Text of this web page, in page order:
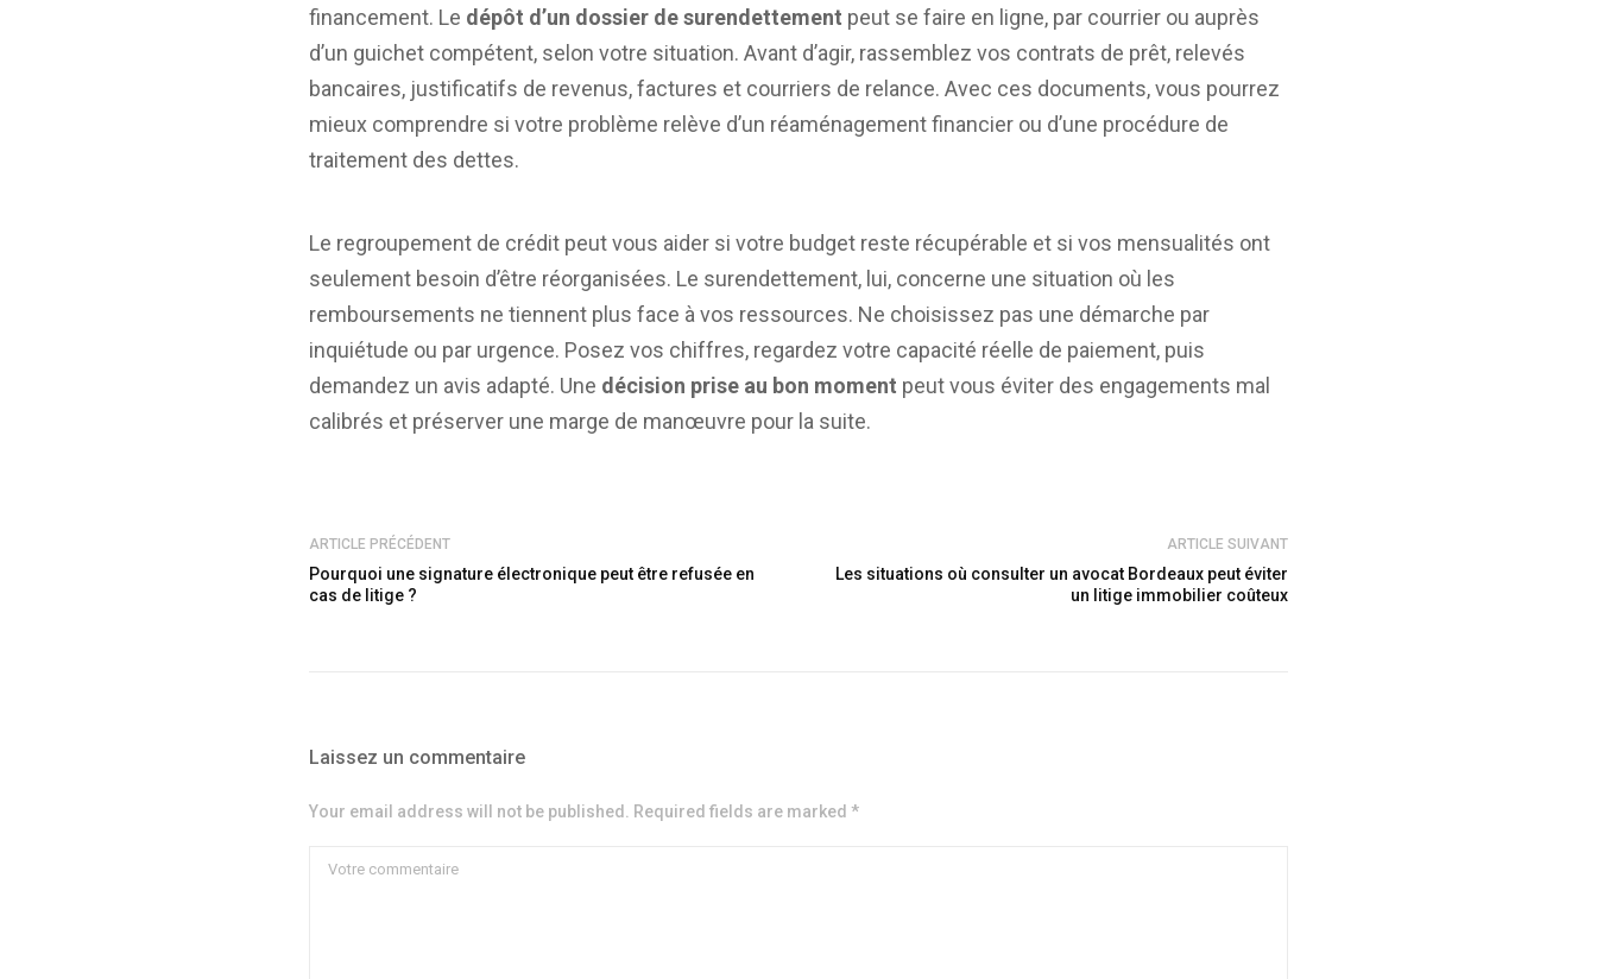
financement. Le dépôt d’un dossier de surendettement peut se faire en ligne, par courrier ou auprès
d’un guichet compétent, selon votre situation. Avant d’agir, rassemblez vos contrats de prêt, relevés
bancaires, justificatifs de revenus, factures et courriers de relance. Avec ces documents, vous pourrez
mieux comprendre si votre problème relève d’un réaménagement financier ou d’une procédure de
traitement des dettes.
Le regroupement de crédit peut vous aider si votre budget reste récupérable et si vos mensualités ont
seulement besoin d’être réorganisées. Le surendettement, lui, concerne une situation où les
remboursements ne tiennent plus face à vos ressources. Ne choisissez pas une démarche par
inquiétude ou par urgence. Posez vos chiffres, regardez votre capacité réelle de paiement, puis
demandez un avis adapté. Une décision prise au bon moment peut vous éviter des engagements mal
calibrés et préserver une marge de manœuvre pour la suite.
ARTICLE PRÉCÉDENT
Pourquoi une signature électronique peut être refusée en
cas de litige ?
ARTICLE SUIVANT
Les situations où consulter un avocat Bordeaux peut éviter
un litige immobilier coûteux
Laissez un commentaire
Your email address will not be published. Required fields are marked *